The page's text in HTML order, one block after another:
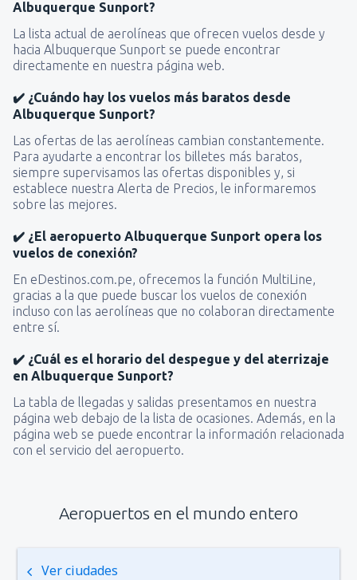
Albuquerque Sunport?
La lista actual de aerolíneas que ofrecen vuelos desde y
hacia Albuquerque Sunport se puede encontrar
directamente en nuestra página web.
✔️ ¿Cuándo hay los vuelos más baratos desde
Albuquerque Sunport?
Las ofertas de las aerolíneas cambian constantemente.
Para ayudarte a encontrar los billetes más baratos,
siempre supervisamos las ofertas disponibles y, si
establece nuestra Alerta de Precios, le informaremos
sobre las mejores.
✔️ ¿El aeropuerto Albuquerque Sunport opera los
vuelos de conexión?
En eDestinos.com.pe, ofrecemos la función MultiLine,
gracias a la que puede buscar los vuelos de conexión
incluso con las aerolíneas que no colaboran directamente
entre sí.
✔️ ¿Cuál es el horario del despegue y del aterrizaje
en Albuquerque Sunport?
La tabla de llegadas y salidas presentamos en nuestra
página web debajo de la lista de ocasiones. Además, en la
página web se puede encontrar la información relacionada
con el servicio del aeropuerto.
Aeropuertos en el mundo entero
Ver ciudades